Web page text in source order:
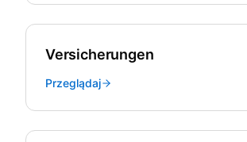
Versicherungen
Przeglądaj